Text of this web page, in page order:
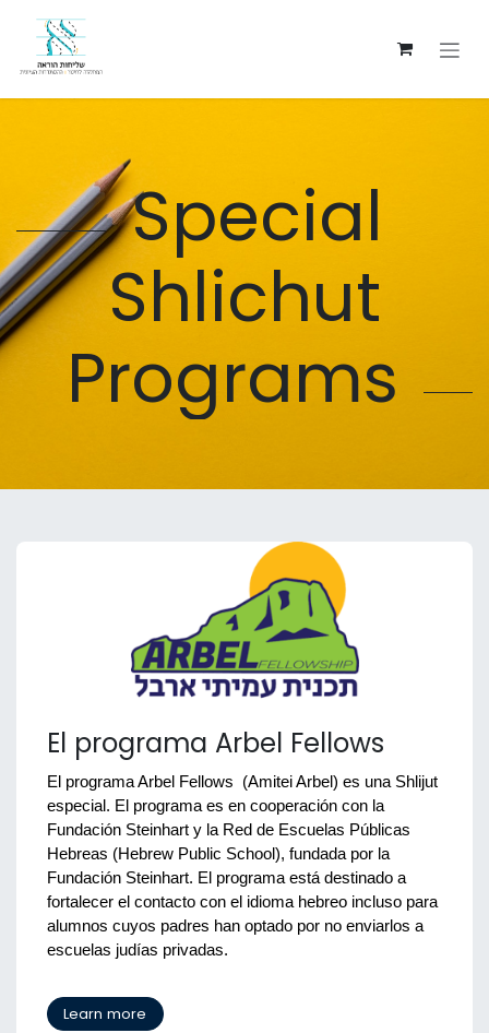
Special
Shlichut
Programs
El programa Arbel Fellows
El programa Arbel Fellows  (Amitei Arbel) es una Shlijut
especial. El programa es en cooperación con la
Fundación Steinhart y la Red de Escuelas Públicas
Hebreas (Hebrew Public School), fundada por la
Fundación Steinhart. El programa está destinado a
fortalecer el contacto con el idioma hebreo incluso para
alumnos cuyos padres han optado por no enviarlos a
escuelas judías privadas.
Learn more